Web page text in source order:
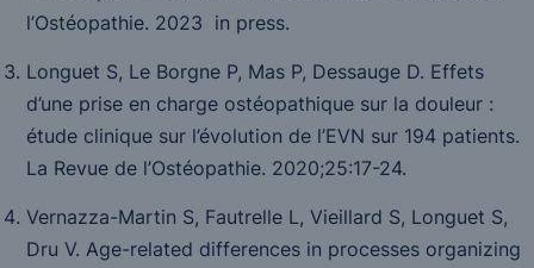
l’Ostéopathie. 2023 in press.
Longuet S, Le Borgne P, Mas P, Dessauge D. Effets
d’une prise en charge ostéopathique sur la douleur :
étude clinique sur l’évolution de l’EVN sur 194 patients.
La Revue de l’Ostéopathie. 2020;25:17-24.
Vernazza-Martin S, Fautrelle L, Vieillard S, Longuet S,
Dru V. Age-related differences in processes organizing